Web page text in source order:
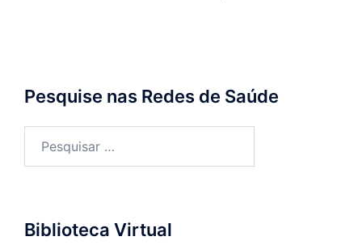
Pesquise nas Redes de Saúde
Biblioteca Virtual